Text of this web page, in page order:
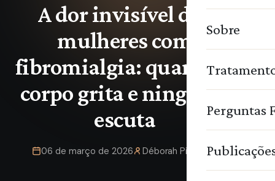
Sobre
Perguntas
A dor invisível das
mulheres com
fibromialgia: quando o
corpo grita e ninguém
escuta
06 de março de 2026 Déborah Pimentel